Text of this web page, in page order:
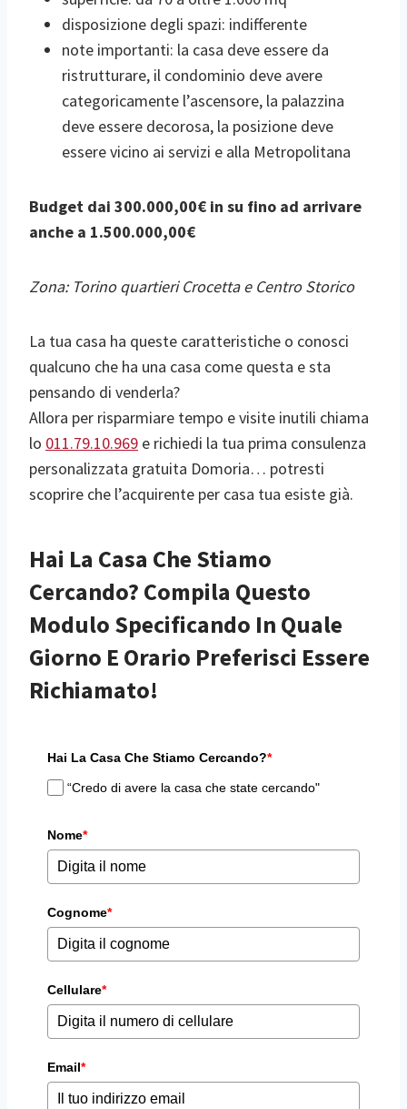
disposizione degli spazi: indifferente
note importanti: la casa deve essere da
ristrutturare, il condominio deve avere
categoricamente l’ascensore, la palazzina
deve essere decorosa, la posizione deve
essere vicino ai servizi e alla Metropolitana
Budget dai 300.000,00€ in su fino ad arrivare
anche a 1.500.000,00€
Zona: Torino quartieri Crocetta e Centro Storico
La tua casa ha queste caratteristiche o conosci
qualcuno che ha una casa come questa e sta
pensando di venderla?
Allora per risparmiare tempo e visite inutili chiama
lo 011.79.10.969 e richiedi la tua prima consulenza
personalizzata gratuita Domoria… potresti
scoprire che l’acquirente per casa tua esiste già.
Hai La Casa Che Stiamo
Cercando? Compila Questo
Modulo Specificando In Quale
Giorno E Orario Preferisci Essere
Richiamato!
Hai La Casa Che Stiamo Cercando?*
“Credo di avere la casa che state cercando"
Nome*
Cognome*
Cellulare*
Email*